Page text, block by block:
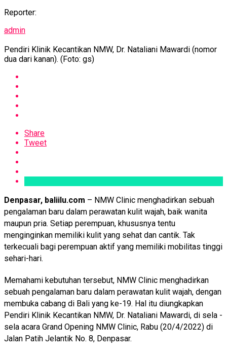
Reporter:
admin
Pendiri Klinik Kecantikan NMW, Dr. Nataliani Mawardi (nomor
dua dari kanan). (Foto: gs)
Share
Tweet
Denpasar, baliilu.com – NMW Clinic menghadirkan sebuah
pengalaman baru dalam perawatan kulit wajah, baik wanita
maupun pria. Setiap perempuan, khususnya tentu
menginginkan memiliki kulit yang sehat dan cantik. Tak
terkecuali bagi perempuan aktif yang memiliki mobilitas tinggi
sehari-hari.
Memahami kebutuhan tersebut, NMW Clinic menghadirkan
sebuah pengalaman baru dalam perawatan kulit wajah, dengan
membuka cabang di Bali yang ke-19. Hal itu diungkapkan
Pendiri Klinik Kecantikan NMW, Dr. Nataliani Mawardi, di sela -
sela acara Grand Opening NMW Clinic, Rabu (20/4/2022) di
Jalan Patih Jelantik No. 8, Denpasar.